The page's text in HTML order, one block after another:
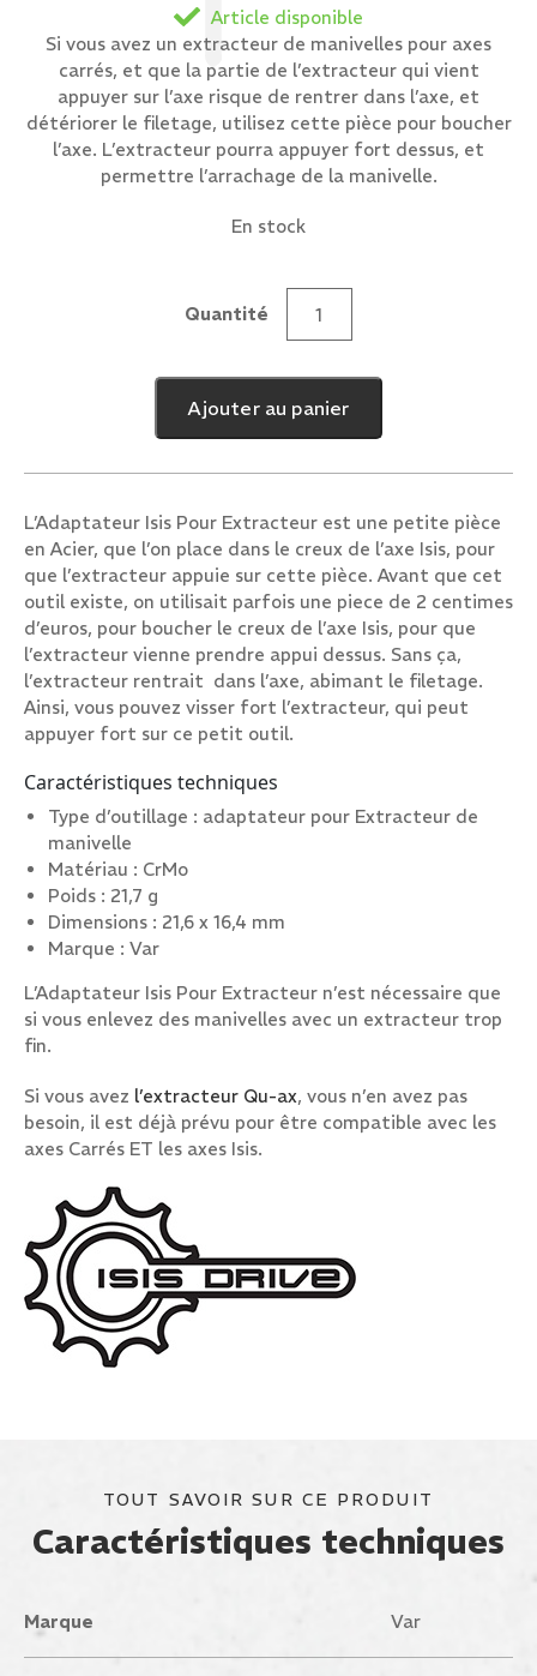
Article disponible
Si vous avez un extracteur de manivelles pour axes
carrés, et que la partie de l’extracteur qui vient
appuyer sur l’axe risque de rentrer dans l’axe, et
détériorer le filetage, utilisez cette pièce pour boucher
l’axe. L’extracteur pourra appuyer fort dessus, et
permettre l’arrachage de la manivelle.
En stock
Quantitéquantité
Adaptateur
Isis
Pour
Extracteur
Ajouter au panier
L’Adaptateur Isis Pour Extracteur est une petite pièce
en Acier, que l’on place dans le creux de l’axe Isis, pour
que l’extracteur appuie sur cette pièce. Avant que cet
outil existe, on utilisait parfois une piece de 2 centimes
d’euros, pour boucher le creux de l’axe Isis, pour que
l’extracteur vienne prendre appui dessus. Sans ça,
l’extracteur rentrait dans l’axe, abimant le filetage.
Ainsi, vous pouvez visser fort l’extracteur, qui peut
appuyer fort sur ce petit outil.
Caractéristiques techniques
Type d’outillage : adaptateur pour Extracteur de
manivelle
Matériau : CrMo
Poids : 21,7 g
Dimensions : 21,6 x 16,4 mm
Marque : Var
L’Adaptateur Isis Pour Extracteur n’est nécessaire que
si vous enlevez des manivelles avec un extracteur trop
fin.
Si vous avez l’extracteur Qu-ax, vous n’en avez pas
besoin, il est déjà prévu pour être compatible avec les
axes Carrés ET les axes Isis.
TOUT SAVOIR SUR CE PRODUIT
Caractéristiques techniques
Marque Var